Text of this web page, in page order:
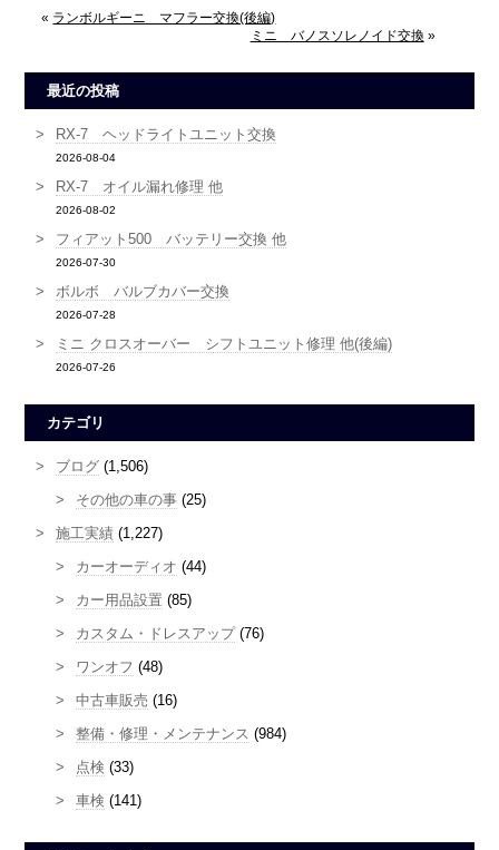
« ランボルギーニ マフラー交換(後編)
ミニ バノスソレノイド交換»
最近の投稿
RX-7 ヘッドライトユニット交換
2026-08-04
RX-7 オイル漏れ修理 他
2026-08-02
フィアット500 バッテリー交換 他
2026-07-30
ボルボ バルブカバー交換
2026-07-28
ミニ クロスオーバー シフトユニット修理 他(後編)
2026-07-26
カテゴリ
ブログ (1,506)
その他の車の事 (25)
施工実績 (1,227)
カーオーディオ (44)
カー用品設置 (85)
カスタム・ドレスアップ(76)
ワンオフ (48)
中古車販売 (16)
整備・修理・メンテナンス (984)
点検 (33)
車検 (141)